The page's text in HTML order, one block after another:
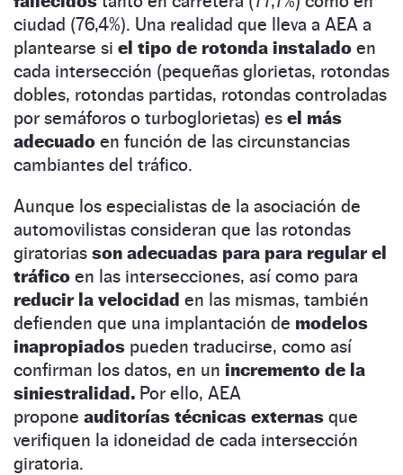
ciudad (76,4%). Una realidad que lleva a AEA a
plantearse si el tipo de rotonda instalado en
cada intersección (pequeñas glorietas, rotondas
dobles, rotondas partidas, rotondas controladas
por semáforos o turboglorietas) es el más
adecuado en función de las circunstancias
cambiantes del tráfico.
Aunque los especialistas de la asociación de
automovilistas consideran que las rotondas
giratorias son adecuadas para para regular el
tráfico en las intersecciones, así como para
reducir la velocidad en las mismas, también
defienden que una implantación de modelos
inapropiados pueden traducirse, como así
confirman los datos, en un incremento de la
siniestralidad. Por ello, AEA
propone auditorías técnicas externas que
verifiquen la idoneidad de cada intersección
giratoria.